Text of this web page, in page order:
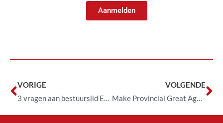
Aanmelden
VORIGE
3 vragen aan bestuurslid Esther Stevelink
VOLGENDE
Make Provincial Great Again debat bij BplusC